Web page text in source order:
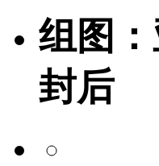
组图
封后